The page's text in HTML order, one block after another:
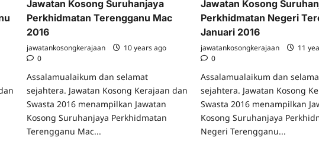
Jawatan Kosong Suruhanjaya
Perkhidmatan Terengganu Mac
2016
jawatankosongkerajaan
10 years ago
0
Assalamualaikum dan selamat
sejahtera. Jawatan Kosong Kerajaan dan
Swasta 2016 menampilkan Jawatan
Kosong Suruhanjaya Perkhidmatan
Terengganu Mac...
Jawatan Kosong
Perkhidmatan Negeri
Januari 2016
jawatankosongkerajaan
11
0
Assalamualaikum dan
sejahtera. Jawatan Kosong
Swasta 2016 menampilkan
Kosong Suruhanjaya
Negeri Terengganu...